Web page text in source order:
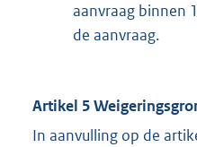
aanvraag binnen
de aanvraag.
Artikel 5
In aanvulling op de